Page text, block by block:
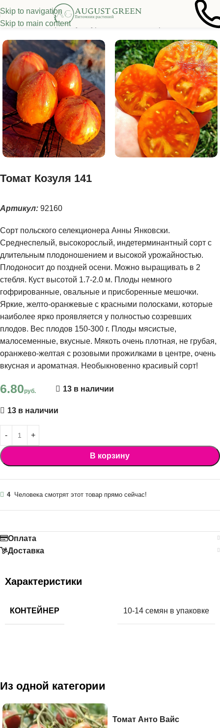
Skip to navigation
Skip to main content
/Семена овощных культур Высокорослые томаты
Томат Козуля 141
Артикул: 92160
Сорт польского селекционера Анны Янковски.
Среднеспелый, высокорослый, индетерминантный сорт с
длительным плодоношением и высокой урожайностью.
Плодоносит до поздней осени. Можно выращивать в 2
стебля. Куст высотой 1.7-2.0 м. Плоды немного
гофрированные, овальные и присборенные мешочки.
Яркие, желто-оранжевые с красными полосками, которые
наиболее ярко проявляется у полностью созревших
плодов. Вес плодов 150-300 г. Плоды мясистые,
малосеменные, вкусные. Мякоть очень плотная, не грубая,
оранжево-желтая с розовыми прожилками в центре, очень
вкусная и ароматная. Необыкновенно красивый сорт!
6.80руб. 13 в наличии
13 в наличии
В корзину
4 Человека смотрят этот товар прямо сейчас!
Оплата
Доставка
Характеристики
КОНТЕЙНЕР 10-14 семян в упаковке
Из одной категории
Томат Анто Вайс